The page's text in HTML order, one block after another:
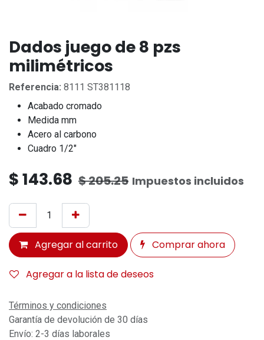
Dados juego de 8 pzs
milimétricos
Referencia: 8111 ST381118
Acabado cromado
Medida mm
Acero al carbono
Cuadro 1/2"
$143.68 $205.25 Impuestos incluidos
Agregar al carrito Comprar ahora
Agregar a la lista de deseos
Términos y condiciones
Garantía de devolución de 30 días
Envío: 2-3 días laborales